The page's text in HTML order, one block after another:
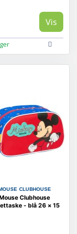
Vis
CLUBHOUSE
Clubhouse
- blå 26 × 15